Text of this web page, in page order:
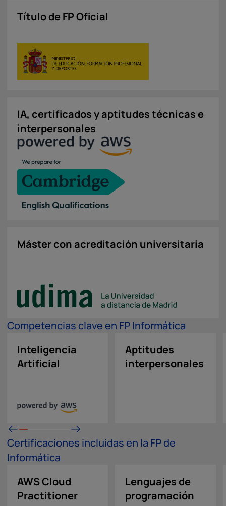
Título de FP Oficial
IA, certificados y aptitudes técnicas e
interpersonales
Máster con acreditación universitaria
Competencias clave en FP Informática
Inteligencia
Artificial
Aptitudes
interpersonales
Certificaciones incluidas en la FP de
Informática
AWS Cloud
Practitioner
Lenguajes de
programación